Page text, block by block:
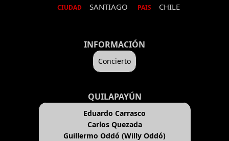
CIUDAD SANTIAGO PAIS CHILE
INFORMACIÓN
Concierto
QUILAPAYÚN
Eduardo Carrasco
Carlos Quezada
Guillermo Oddó (Willy Oddó)